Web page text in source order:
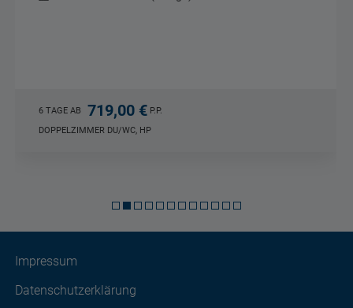
5 TAGE AB
Impressum
Datenschutzerklärung